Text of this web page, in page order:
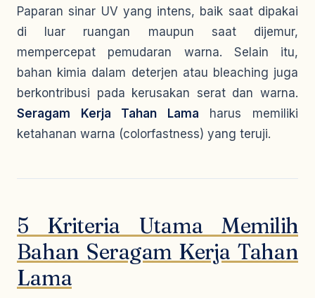
Paparan sinar UV yang intens, baik saat dipakai
di luar ruangan maupun saat dijemur,
mempercepat pemudaran warna. Selain itu,
bahan kimia dalam deterjen atau bleaching juga
berkontribusi pada kerusakan serat dan warna.
Seragam Kerja Tahan Lama harus memiliki
ketahanan warna (colorfastness) yang teruji.
5 Kriteria Utama Memilih
Bahan Seragam Kerja Tahan
Lama